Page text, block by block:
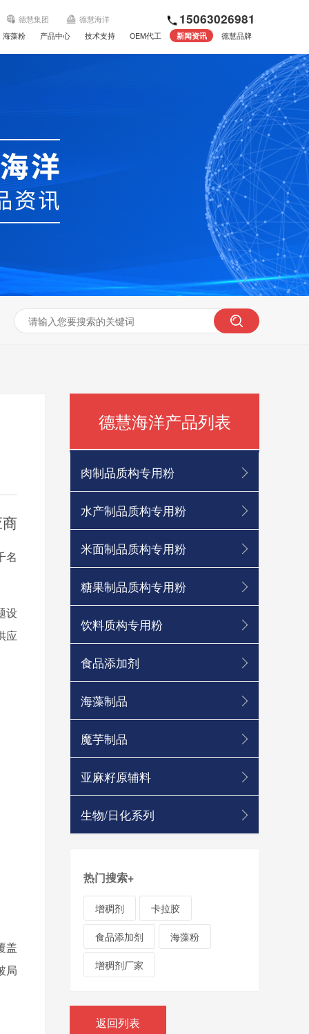
德慧集团 德慧海洋 15063026981
海藻粉 产品中心 技术支持 OEM代工 新闻资讯 德慧品牌
名
设
应
盖
局
德慧海洋产品列表
肉制品质构专用粉
水产制品质构专用粉
米面制品质构专用粉
糖果制品质构专用粉
饮料质构专用粉
食品添加剂
海藻制品
魔芋制品
亚麻籽原辅料
生物/日化系列
热门搜索+
增稠剂 卡拉胶
食品添加剂 海藻粉
增稠剂厂家
返回列表